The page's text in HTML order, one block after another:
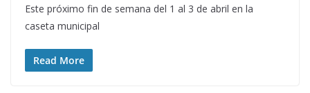
Este próximo fin de semana del 1 al 3 de abril en la
caseta municipal
Read More